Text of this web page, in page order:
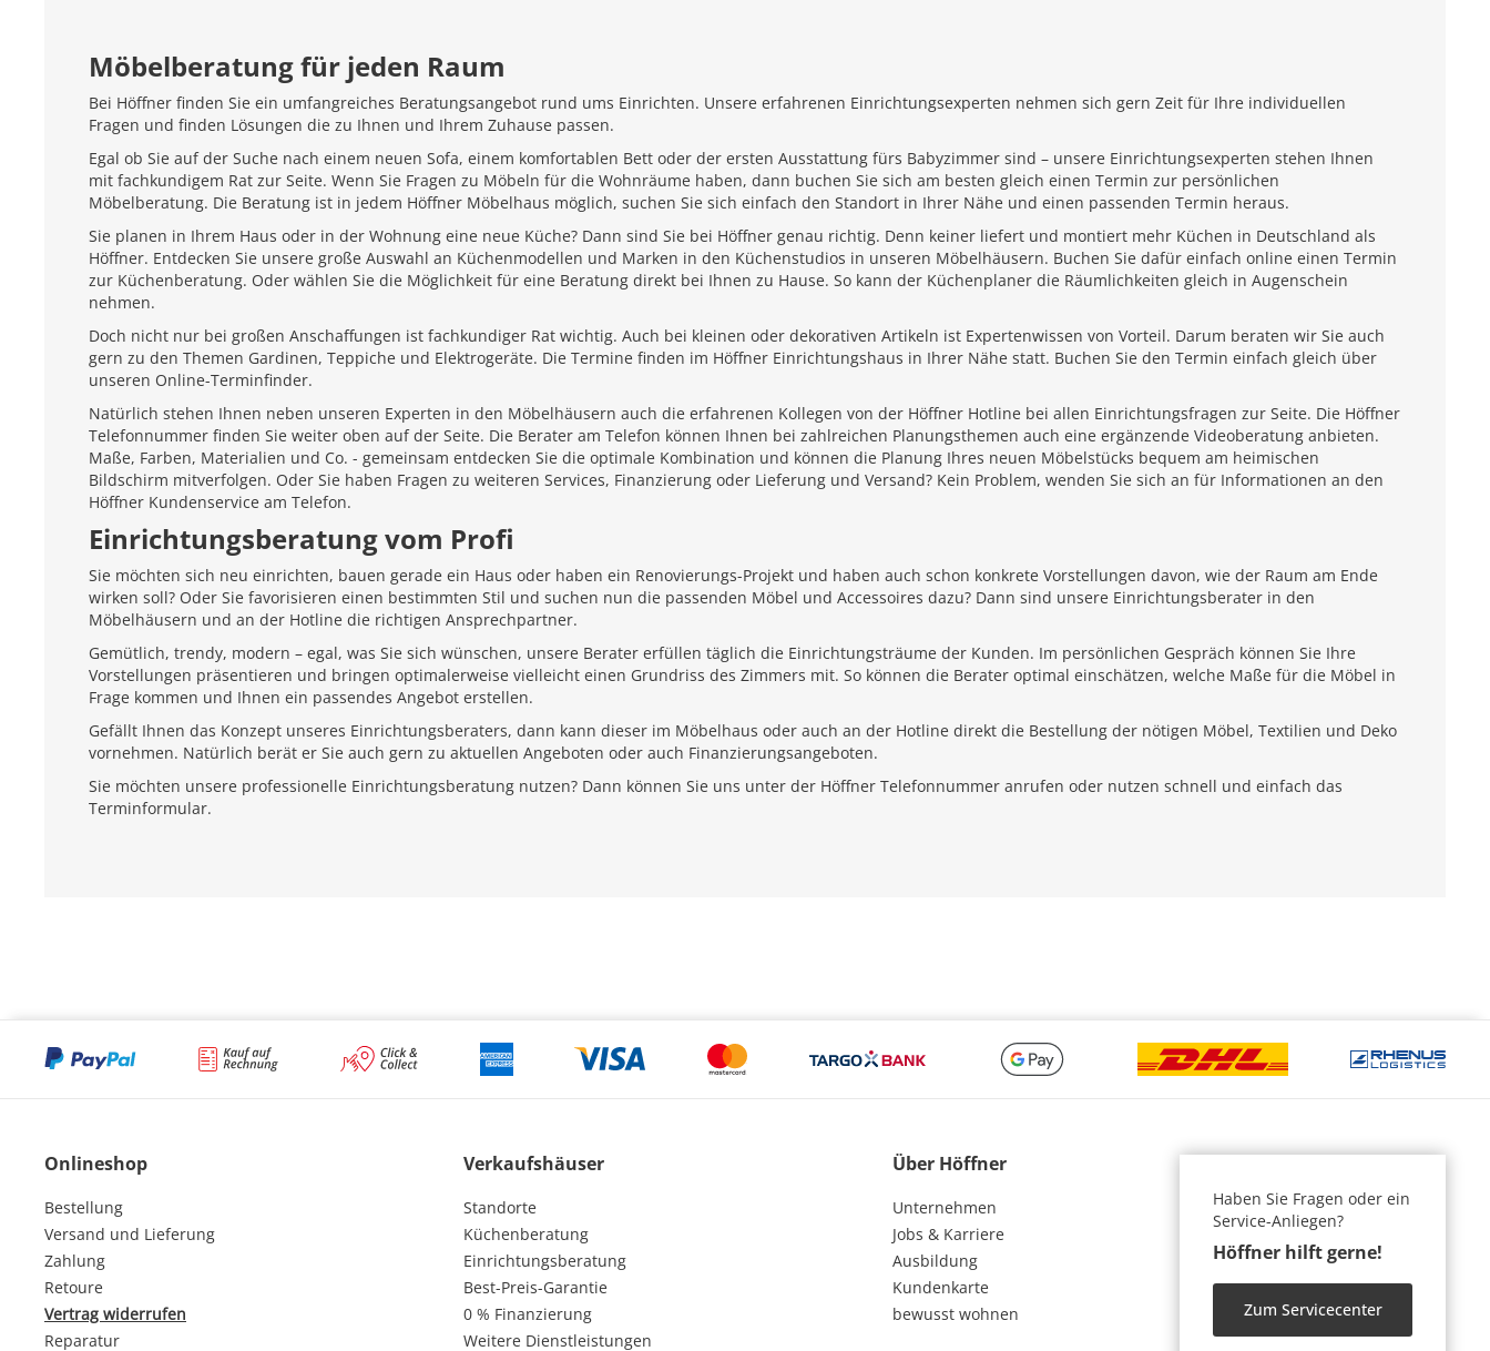
Möbelberatung für jeden Raum
Bei Höffner finden Sie ein umfangreiches Beratungsangebot rund ums Einrichten. Unsere erfahrenen Einrichtungsexperten nehmen sich gern Zeit für Ihre individuellen
Fragen und finden Lösungen die zu Ihnen und Ihrem Zuhause passen.
Egal ob Sie auf der Suche nach einem neuen Sofa, einem komfortablen Bett oder der ersten Ausstattung fürs Babyzimmer sind – unsere Einrichtungsexperten stehen Ihnen
mit fachkundigem Rat zur Seite. Wenn Sie Fragen zu Möbeln für die Wohnräume haben, dann buchen Sie sich am besten gleich einen Termin zur persönlichen
Möbelberatung. Die Beratung ist in jedem Höffner Möbelhaus möglich, suchen Sie sich einfach den Standort in Ihrer Nähe und einen passenden Termin heraus.
Sie planen in Ihrem Haus oder in der Wohnung eine neue Küche? Dann sind Sie bei Höffner genau richtig. Denn keiner liefert und montiert mehr Küchen in Deutschland als
Höffner. Entdecken Sie unsere große Auswahl an Küchenmodellen und Marken in den Küchenstudios in unseren Möbelhäusern. Buchen Sie dafür einfach online einen Termin
zur Küchenberatung. Oder wählen Sie die Möglichkeit für eine Beratung direkt bei Ihnen zu Hause. So kann der Küchenplaner die Räumlichkeiten gleich in Augenschein
nehmen.
Doch nicht nur bei großen Anschaffungen ist fachkundiger Rat wichtig. Auch bei kleinen oder dekorativen Artikeln ist Expertenwissen von Vorteil. Darum beraten wir Sie auch
gern zu den Themen Gardinen, Teppiche und Elektrogeräte. Die Termine finden im Höffner Einrichtungshaus in Ihrer Nähe statt. Buchen Sie den Termin einfach gleich über
unseren Online-Terminfinder.
Natürlich stehen Ihnen neben unseren Experten in den Möbelhäusern auch die erfahrenen Kollegen von der Höffner Hotline bei allen Einrichtungsfragen zur Seite. Die Höffner
Telefonnummer finden Sie weiter oben auf der Seite. Die Berater am Telefon können Ihnen bei zahlreichen Planungsthemen auch eine ergänzende Videoberatung anbieten.
Maße, Farben, Materialien und Co. - gemeinsam entdecken Sie die optimale Kombination und können die Planung Ihres neuen Möbelstücks bequem am heimischen
Bildschirm mitverfolgen. Oder Sie haben Fragen zu weiteren Services, Finanzierung oder Lieferung und Versand? Kein Problem, wenden Sie sich an für Informationen an den
Höffner Kundenservice am Telefon.
Einrichtungsberatung vom Profi
Sie möchten sich neu einrichten, bauen gerade ein Haus oder haben ein Renovierungs-Projekt und haben auch schon konkrete Vorstellungen davon, wie der Raum am Ende
wirken soll? Oder Sie favorisieren einen bestimmten Stil und suchen nun die passenden Möbel und Accessoires dazu? Dann sind unsere Einrichtungsberater in den
Möbelhäusern und an der Hotline die richtigen Ansprechpartner.
Gemütlich, trendy, modern – egal, was Sie sich wünschen, unsere Berater erfüllen täglich die Einrichtungsträume der Kunden. Im persönlichen Gespräch können Sie Ihre
Vorstellungen präsentieren und bringen optimalerweise vielleicht einen Grundriss des Zimmers mit. So können die Berater optimal einschätzen, welche Maße für die Möbel in
Frage kommen und Ihnen ein passendes Angebot erstellen.
Gefällt Ihnen das Konzept unseres Einrichtungsberaters, dann kann dieser im Möbelhaus oder auch an der Hotline direkt die Bestellung der nötigen Möbel, Textilien und Deko
vornehmen. Natürlich berät er Sie auch gern zu aktuellen Angeboten oder auch Finanzierungsangeboten.
Sie möchten unsere professionelle Einrichtungsberatung nutzen? Dann können Sie uns unter der Höffner Telefonnummer anrufen oder nutzen schnell und einfach das
Terminformular.
Onlineshop
Bestellung
Versand und Lieferung
Zahlung
Retoure
Vertrag widerrufen
Reparatur
Verkaufshäuser
Standorte
Küchenberatung
Einrichtungsberatung
Best-Preis-Garantie
0 % Finanzierung
Weitere Dienstleistungen
Über Höffner
Unternehmen
Jobs & Karriere
Ausbildung
Kundenkarte
bewusst wohnen
Haben Sie Fragen oder ein
Service-Anliegen?
Höffner hilft gerne!
Zum Servicecenter